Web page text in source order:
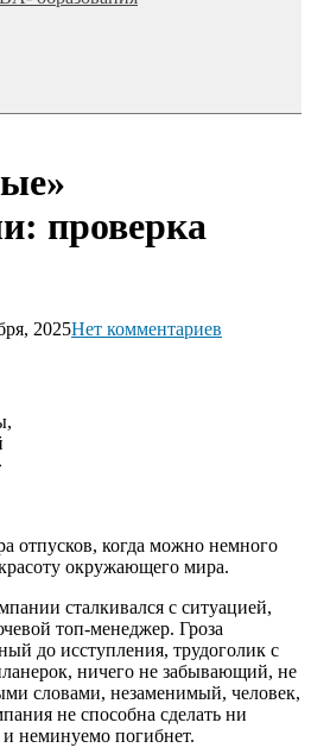
проверка
2025Нет комментариев
отпусков, когда можно немного
окружающего мира.
сталкивался с ситуацией,
топ-менеджер. Гроза
до исступления, трудоголик с
ничего не забывающий, не
словами, незаменимый, человек,
не способна сделать ни
и неминуемо погибнет.